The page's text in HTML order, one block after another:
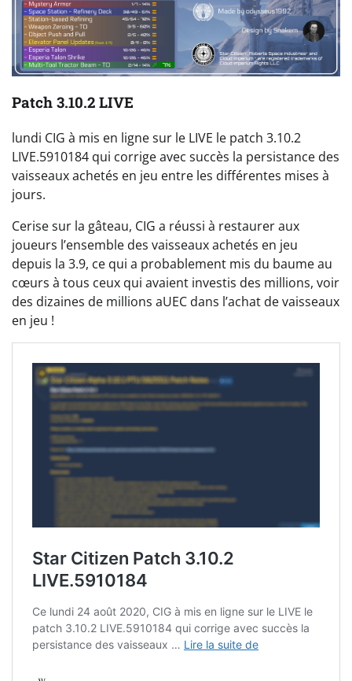
Patch 3.10.2 LIVE
lundi CIG à mis en ligne sur le LIVE le patch 3.10.2
LIVE.5910184 qui corrige avec succès la persistance des
vaisseaux achetés en jeu entre les différentes mises à
jours.
Cerise sur la gâteau, CIG a réussi à restaurer aux
joueurs l’ensemble des vaisseaux achetés en jeu
depuis la 3.9, ce qui a probablement mis du baume au
cœurs à tous ceux qui avaient investis des millions, voir
des dizaines de millions aUEC dans l’achat de vaisseaux
en jeu !